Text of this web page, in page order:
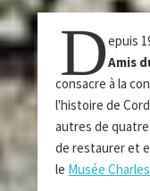
Depuis
Amis
consacre à la
l'histoire de
autres de
de restaurer et
le Musée